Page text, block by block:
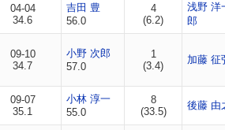
04-04
34.6
吉田 豊
56.0
4
(6.2)
浅野 洋
郎
09-10
34.7
小野 次郎
57.0
1
(3.4)
加藤 征
09-07
35.1
小林 淳一
55.0
8
(33.5)
後藤 由